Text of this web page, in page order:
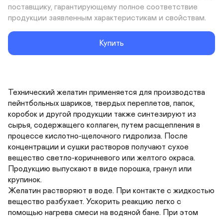
поставщику, гарантирующему полное соответствие
Купить
Технический желатин применяется для производства
пейнтбольных шариков, твердых переплетов, папок,
коробок и другой продукции также синтезируют из
сырья, содержащего коллаген, путем расщепления в
процессе кислотно-щелочного гидролиза. После
концентрации и сушки растворов получают сухое
вещество светло-коричневого или желтого окраса.
Продукцию выпускают в виде порошка, гранул или
крупинок.
Желатин растворяют в воде. При контакте с жидкостью
вещество разбухает. Ускорить реакцию легко с
помощью нагрева смеси на водяной бане. При этом